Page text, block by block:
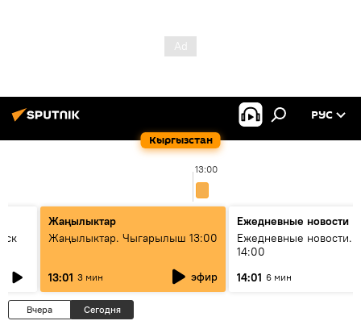
Кыргызстан
РУС
13:00
Жаңылыктар
Жаңылыктар. Чыгарылыш 13:00
13:01 3 мин эфир
Ежедневные новости
Ежедневные новости.
14:00
14:01 6 мин
Вчера Сегодня